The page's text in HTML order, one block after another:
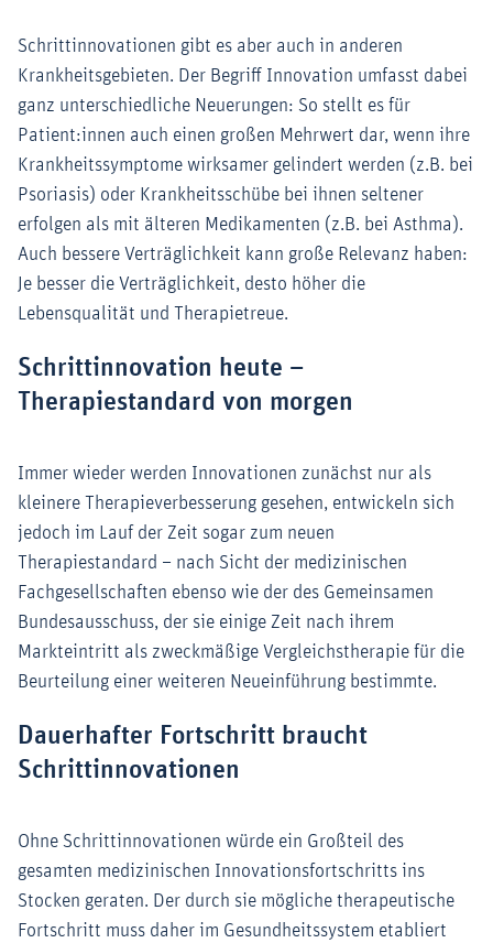
Schrittinnovationen gibt es aber auch in anderen
Krankheitsgebieten. Der Begriff Innovation umfasst dabei
ganz unterschiedliche Neuerungen: So stellt es für
Patient:innen auch einen großen Mehrwert dar, wenn ihre
Krankheitssymptome wirksamer gelindert werden (z.B. bei
Psoriasis) oder Krankheitsschübe bei ihnen seltener
erfolgen als mit älteren Medikamenten (z.B. bei Asthma).
Auch bessere Verträglichkeit kann große Relevanz haben:
Je besser die Verträglichkeit, desto höher die
Lebensqualität und Therapietreue.
Schrittinnovation heute –
Therapiestandard von morgen
Immer wieder werden Innovationen zunächst nur als
kleinere Therapieverbesserung gesehen, entwickeln sich
jedoch im Lauf der Zeit sogar zum neuen
Therapiestandard – nach Sicht der medizinischen
Fachgesellschaften ebenso wie der des Gemeinsamen
Bundesausschuss, der sie einige Zeit nach ihrem
Markteintritt als zweckmäßige Vergleichstherapie für die
Beurteilung einer weiteren Neueinführung bestimmte.
Dauerhafter Fortschritt braucht
Schrittinnovationen
Ohne Schrittinnovationen würde ein Großteil des
gesamten medizinischen Innovationsfortschritts ins
Stocken geraten. Der durch sie mögliche therapeutische
Fortschritt muss daher im Gesundheitssystem etabliert